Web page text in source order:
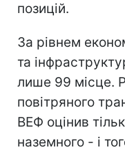
позицій.
За рівнем
та
лише 99 місце.
повітряного
ВЕФ оцінив
наземного - і